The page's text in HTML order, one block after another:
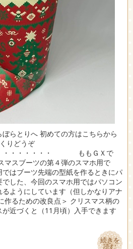
らとりへ 初めての方はこちらから
りどうぞ
・・・・・・・・ ももＧＸで
マスブーツの第４弾のスマホ用で
はブーツ先端の型紙を作るときにパ
した、今回のスマホ用ではパソコン
ようにしています（但しかなりアナ
作るための改良点＞ クリスマス柄の
近づくと（11月頃）入手できます
続きを
読む
続きを
読む